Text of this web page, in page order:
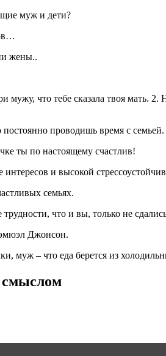
муж и дети?
жены..
мужу, что тебе сказала твоя мать.
постоянно проводишь время с семьей.
ты по настоящему счастлив!
и высокой
семьях.
что и вы, только не
Джонсон.
муж – что еда берется из
смыслом